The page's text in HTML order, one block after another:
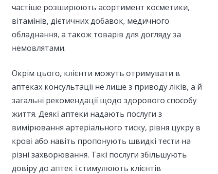
частіше розширюють асортимент косметики,
вітамінів, дієтичних добавок, медичного
обладнання, а також товарів для догляду за
немовлятами.
Окрім цього, клієнти можуть отримувати в
аптеках консультації не лише з приводу ліків, а й
загальні рекомендації щодо здорового способу
життя. Деякі аптеки надають послуги з
вимірювання артеріального тиску, рівня цукру в
крові або навіть пропонують швидкі тести на
різні захворювання. Такі послуги збільшують
довіру до аптек і стимулюють клієнтів